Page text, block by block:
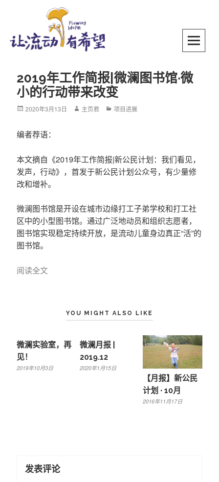
2019年工作简报|微澜图书馆·微
小的行动带来改变
Posted
2020年3月13日 Author
主页君 Categories
项目进展
编者荐语：
本文摘自《2019年工作简报|新公民计划：我们看见，
发声，行动》，首发于新公民计划公众号，有少量修
改和增补。
微澜图书馆是开设在城市边缘打工子弟学校和打工社
区中的小型图书馆。通过广泛地动员和组织志愿者，
图书馆实现稳定持续开放，是流动儿童身边真正“活”的
图书馆。
阅读全文
YOU MIGHT ALSO LIKE
微澜实验室，再
见！
2019年10月3日
微澜月报 |
2019.12
2020年1月15日
【月报】新公民
计划 · 10月
2016年11月17日
发表评论